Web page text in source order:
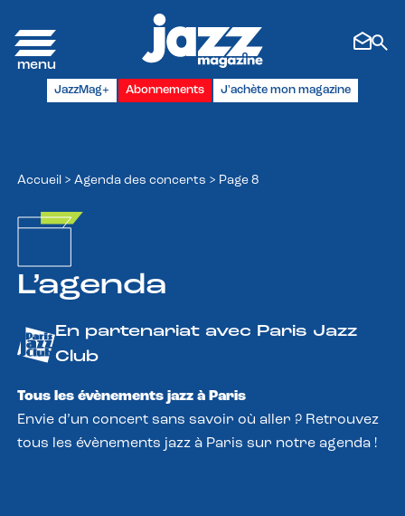
JazzMag+ Abonnements J'achète mon magazine
Accueil > Agenda des concerts > Page 8
L’agenda
En partenariat avec Paris Jazz
Club
Tous les évènements jazz à Paris
Envie d’un concert sans savoir où aller ? Retrouvez
tous les évènements jazz à Paris sur notre agenda !